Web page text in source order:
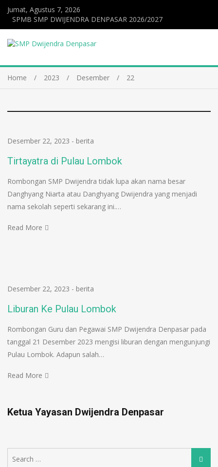
Jumat, Agustus 7, 2026
SPMB SMP DWIJENDRA DENPASAR 2026/2027
Home 2023 Desember 22
Desember 22, 2023 - berita
Tirtayatra di Pulau Lombok
Rombongan SMP Dwijendra tidak lupa akan nama besar
Danghyang Niarta atau Danghyang Dwijendra yang menjadi
nama sekolah seperti sekarang ini.…
Read More
Desember 22, 2023 - berita
Liburan Ke Pulau Lombok
Rombongan Guru dan Pegawai SMP Dwijendra Denpasar pada
tanggal 21 Desember 2023 mengisi liburan dengan mengunjungi
Pulau Lombok. Adapun salah…
Read More
Ketua Yayasan Dwijendra Denpasar